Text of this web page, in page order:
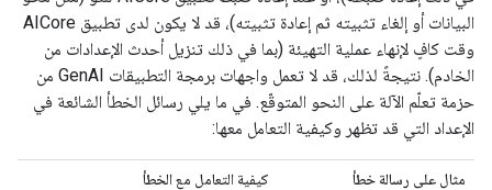
البيانات أو إلغاء تثبيته ثم إعادة تثبيته)، قد لا يكون لدى تطبيق AICore
وقت كافٍ لإنهاء عملية التهيئة (بما في ذلك تنزيل أحدث الإعدادات من
الخادم). نتيجةً لذلك، قد لا تعمل واجهات برمجة التطبيقات GenAI من
حزمة تعلّم الآلة على النحو المتوقّع. في ما يلي رسائل الخطأ الشائعة في
الإعداد التي قد تظهر وكيفية التعامل معها:
مثال على رسالة خطأ كيفية التعامل مع الخطأ